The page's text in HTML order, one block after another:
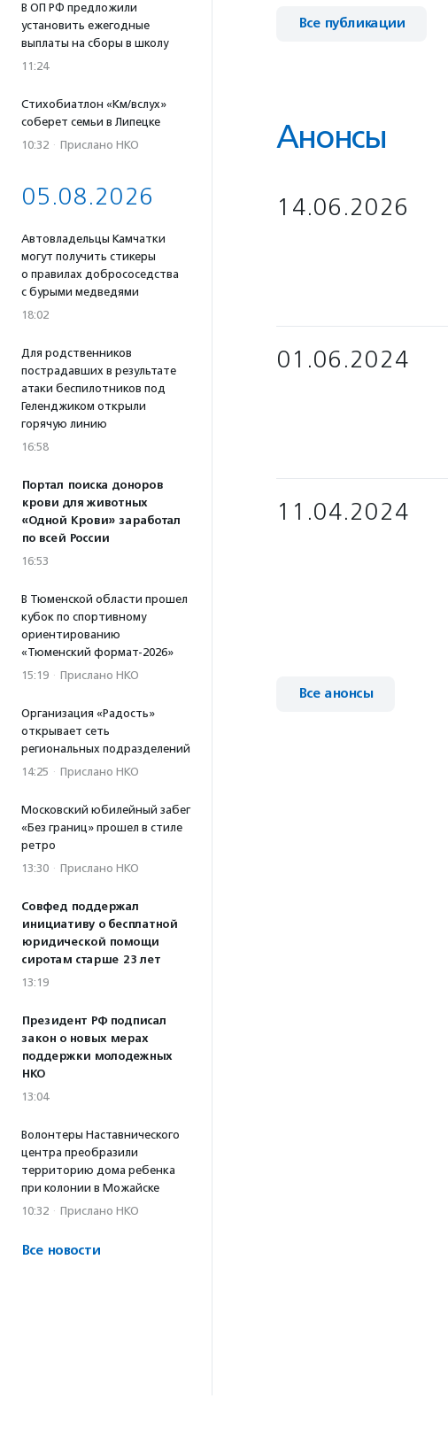
В ОП РФ предложили
установить ежегодные
выплаты на сборы в школу
11:24
Стихобиатлон «Км/вслух»
соберет семьи в Липецке
10:32 · Прислано НКО
05.08.2026
Автовладельцы Камчатки
могут получить стикеры
о правилах добрососедства
с бурыми медведями
18:02
Для родственников
пострадавших в результате
атаки беспилотников под
Геленджиком открыли
горячую линию
16:58
Портал поиска доноров
крови для животных
«Одной Крови» заработал
по всей России
16:53
В Тюменской области прошел
кубок по спортивному
ориентированию
«Тюменский формат-2026»
15:19 · Прислано НКО
Организация «Радость»
открывает сеть
региональных подразделений
14:25 · Прислано НКО
Московский юбилейный забег
«Без границ» прошел в стиле
ретро
13:30 · Прислано НКО
Совфед поддержал
инициативу о бесплатной
юридической помощи
сиротам старше 23 лет
13:19
Президент РФ подписал
закон о новых мерах
поддержки молодежных
НКО
13:04
Волонтеры Наставнического
центра преобразили
территорию дома ребенка
при колонии в Можайске
10:32 · Прислано НКО
Все новости
Все публикации
Анонсы
14.06.2026
01.06.2024
11.04.2024
Все анонсы